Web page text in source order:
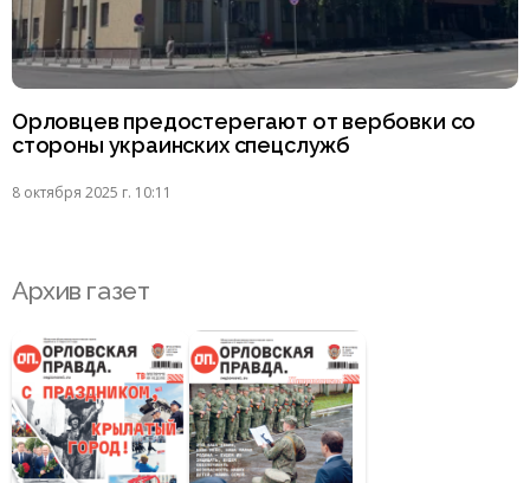
Орловцев предостерегают от вербовки со
стороны украинских спецслужб
8 октября 2025 г. 10:11
Архив газет